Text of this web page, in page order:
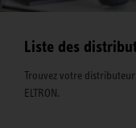
Liste des
Trouvez votre
ELTRON.